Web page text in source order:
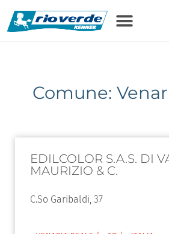
Comune:
EDILCOLOR S.A.S. DI
MAURIZIO & C.
C.So Garibaldi, 37